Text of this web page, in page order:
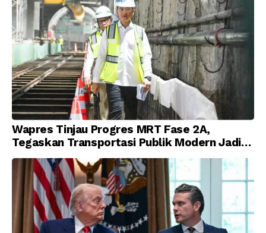
Wapres Tinjau Progres MRT Fase 2A,
Tegaskan Transportasi Publik Modern Jadi
Prioritas Nasional